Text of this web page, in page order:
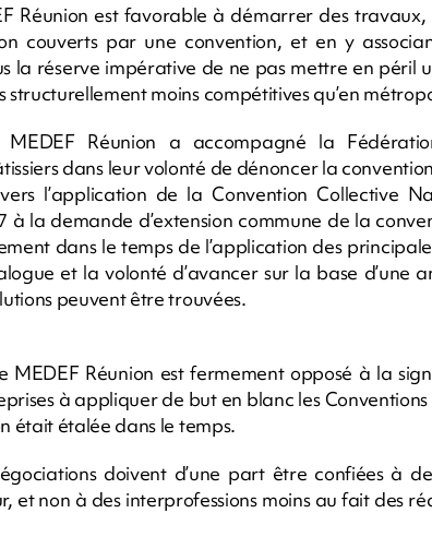
Réunion est favorable à démarrer des
couverts par une convention, et en y
la réserve impérative de ne pas mettre en péril
structurellement moins compétitives qu’en
Réunion a accompagné la
dans leur volonté de dénoncer la
l’application de la Convention Collective
à la demande d’extension commune de la
dans le temps de l’application des
et la volonté d’avancer sur la base d’une
peuvent être trouvées.
MEDEF Réunion est fermement opposé à la
à appliquer de but en blanc les
était étalée dans le temps.
doivent d’une part être confiées à
et non à des interprofessions moins au fait des